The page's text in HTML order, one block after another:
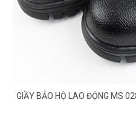
GIẦY BẢO HỘ LAO ĐỘNG MS 028